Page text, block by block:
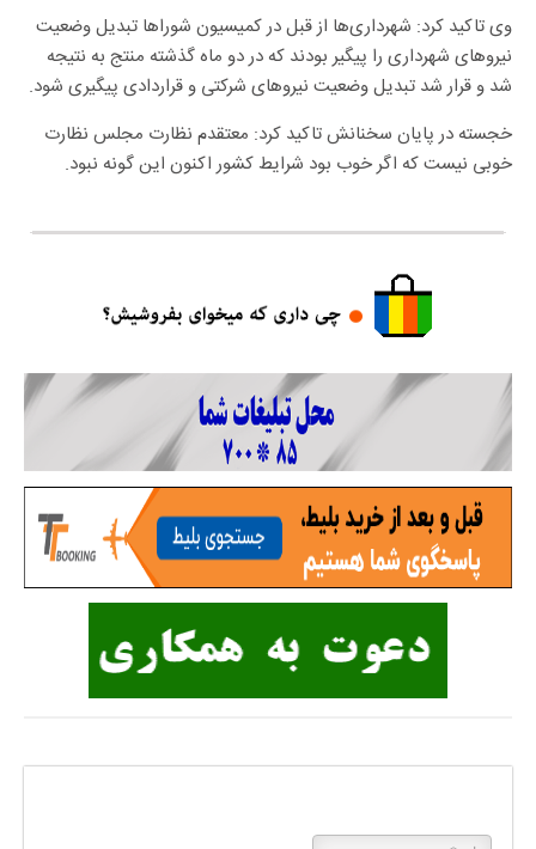
وی تاکید کرد: شهرداری‌ها از قبل در کمیسیون شوراها تبدیل وضعیت
نیروهای شهرداری را پیگیر بودند که در دو ماه گذشته منتج به نتیجه
شد و قرار شد تبدیل وضعیت نیروهای شرکتی و قراردادی پیگیری شود.
خجسته در پایان سخنانش تاکید کرد: معتقدم نظارت مجلس نظارت
خوبی نیست که اگر خوب بود شرایط کشور اکنون این گونه نبود.